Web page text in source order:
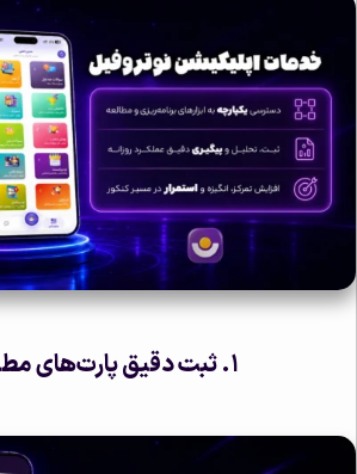
۱. ثبت دقیق پارت‌های مطالعاتی